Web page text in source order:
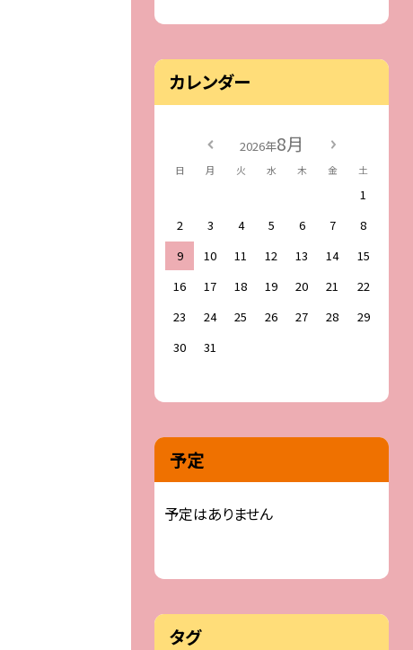
カレンダー
2026年8月
日 月 火 水 木 金 土
1
2
3 4 5 6 7
8
9
10 11 12 13 14
15
16
17 18 19 20 21
22
23
24 25 26 27 28
29
30
31
予定
予定はありません
タグ